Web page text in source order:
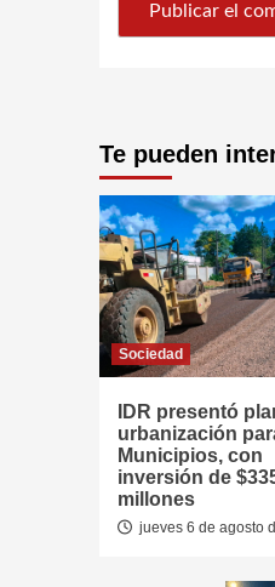
Te pueden
Sociedad
IDR presentó
urbanización
Municipios, con
inversión de
millones
jueves 6 de agosto